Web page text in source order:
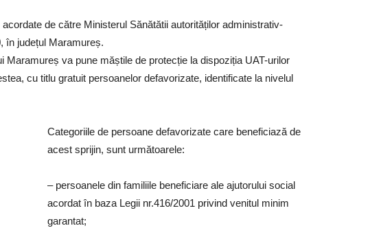
de către Ministerul Sănătătii autorităților administrativ-
în județul Maramureș.
Maramureș va pune măștile de protecție la dispoziția UAT-urilor
cu titlu gratuit persoanelor defavorizate, identificate la nivelul
Categoriile de persoane defavorizate care beneficiază de
acest sprijin, sunt următoarele:
– persoanele din familiile beneficiare ale ajutorului social
acordat în baza Legii nr.416/2001 privind venitul minim
garantat;